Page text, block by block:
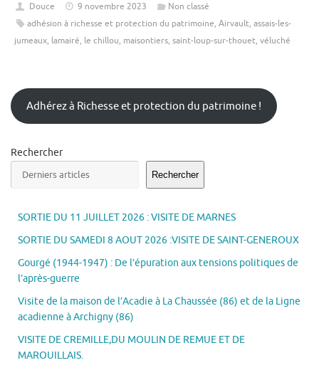
Douce 9 novembre 2023
Non classé
adhésion à richesse et protection du patrimoine, Airvault, assais-les-
jumeaux, lamairé, le chillou, maisontiers, saint-loup-sur-thouet, véluché
Adhérez à Richesse et protection du patrimoine !
Rechercher
Rechercher
SORTIE DU 11 JUILLET 2026 : VISITE DE MARNES
SORTIE DU SAMEDI 8 AOUT 2026 :VISITE DE SAINT-GENEROUX
Gourgé (1944-1947) : De l’épuration aux tensions politiques de
l’après-guerre
Visite de la maison de l’Acadie à La Chaussée (86) et de la Ligne
acadienne à Archigny (86)
VISITE DE CREMILLE,DU MOULIN DE REMUE ET DE
MAROUILLAIS.